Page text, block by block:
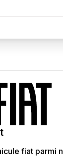
fiat parmi